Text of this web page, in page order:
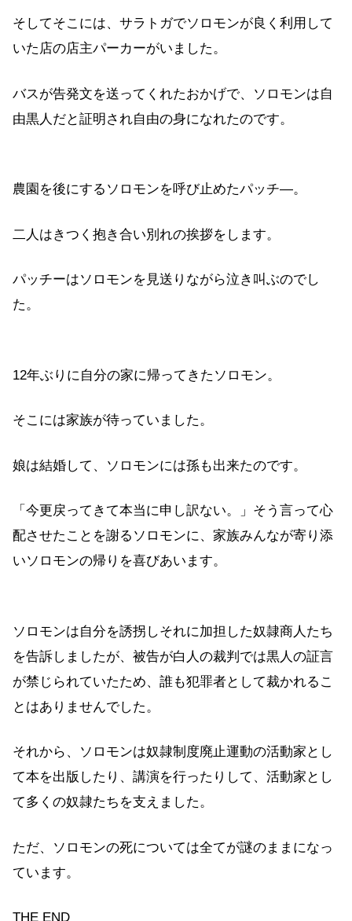
そしてそこには、サラトガでソロモンが良く利用して
いた店の店主パーカーがいました。
バスが告発文を送ってくれたおかげで、ソロモンは自
由黒人だと証明され自由の身になれたのです。
農園を後にするソロモンを呼び止めたパッチ―。
二人はきつく抱き合い別れの挨拶をします。
パッチーはソロモンを見送りながら泣き叫ぶのでし
た。
12年ぶりに自分の家に帰ってきたソロモン。
そこには家族が待っていました。
娘は結婚して、ソロモンには孫も出来たのです。
「今更戻ってきて本当に申し訳ない。」そう言って心
配させたことを謝るソロモンに、家族みんなが寄り添
いソロモンの帰りを喜びあいます。
ソロモンは自分を誘拐しそれに加担した奴隷商人たち
を告訴しましたが、被告が白人の裁判では黒人の証言
が禁じられていたため、誰も犯罪者として裁かれるこ
とはありませんでした。
それから、ソロモンは奴隷制度廃止運動の活動家とし
て本を出版したり、講演を行ったりして、活動家とし
て多くの奴隷たちを支えました。
ただ、ソロモンの死については全てが謎のままになっ
ています。
THE END